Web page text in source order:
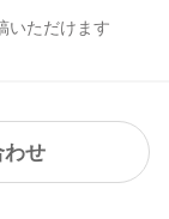
いただけます
せ